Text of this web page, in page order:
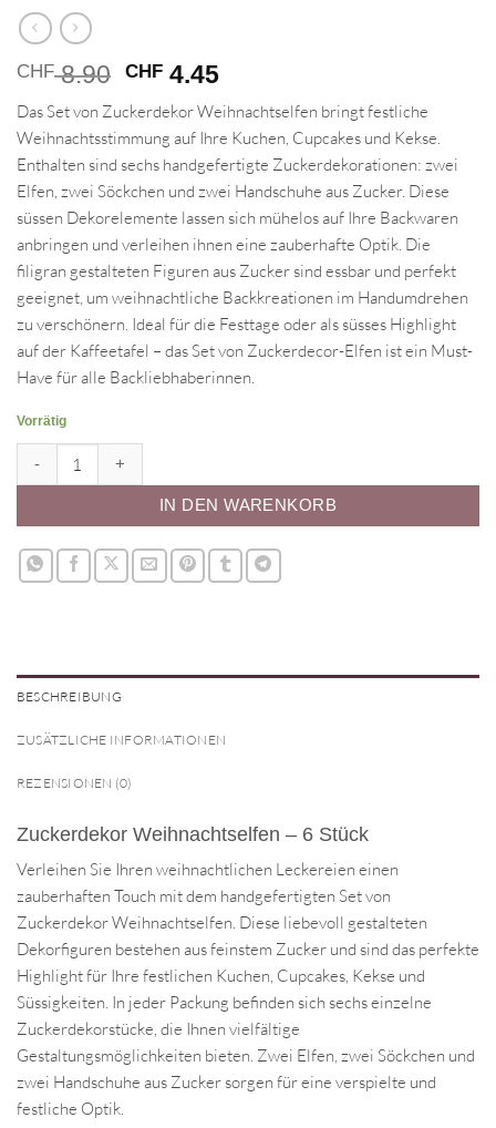
CHF8.90 Ursprünglicher
Preis
war:
CHF 8.90
CHF4.45Aktueller
ist:
CHF 4.45.
Das Set von Zuckerdekor Weihnachtselfen bringt festliche
Weihnachtsstimmung auf Ihre Kuchen, Cupcakes und Kekse.
Enthalten sind sechs handgefertigte Zuckerdekorationen: zwei
Elfen, zwei Söckchen und zwei Handschuhe aus Zucker. Diese
süssen Dekorelemente lassen sich mühelos auf Ihre Backwaren
anbringen und verleihen ihnen eine zauberhafte Optik. Die
filigran gestalteten Figuren aus Zucker sind essbar und perfekt
geeignet, um weihnachtliche Backkreationen im Handumdrehen
zu verschönern. Ideal für die Festtage oder als süsses Highlight
auf der Kaffeetafel – das Set von Zuckerdecor-Elfen ist ein Must-
Have für alle Backliebhaberinnen.
Vorrätig
IN DEN WARENKORB
BESCHREIBUNG
ZUSÄTZLICHE INFORMATIONEN
REZENSIONEN (0)
Zuckerdekor Weihnachtselfen – 6 Stück
Verleihen Sie Ihren weihnachtlichen Leckereien einen
zauberhaften Touch mit dem handgefertigten Set von
Zuckerdekor Weihnachtselfen. Diese liebevoll gestalteten
Dekorfiguren bestehen aus feinstem Zucker und sind das perfekte
Highlight für Ihre festlichen Kuchen, Cupcakes, Kekse und
Süssigkeiten. In jeder Packung befinden sich sechs einzelne
Zuckerdekorstücke, die Ihnen vielfältige
Gestaltungsmöglichkeiten bieten. Zwei Elfen, zwei Söckchen und
zwei Handschuhe aus Zucker sorgen für eine verspielte und
festliche Optik.